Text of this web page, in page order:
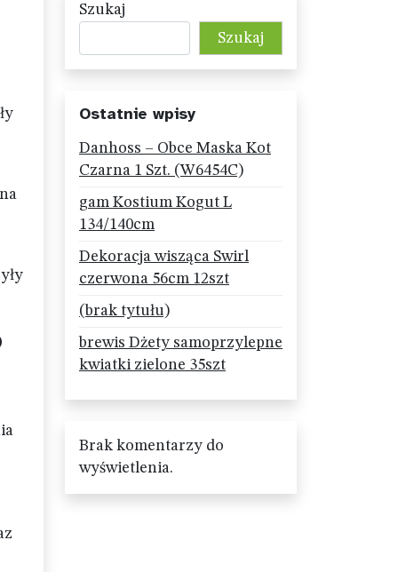
Szukaj
Szukaj
Ostatnie wpisy
Danhoss – Obce Maska Kot
Czarna 1 Szt. (W6454C)
gam Kostium Kogut L
134/140cm
Dekoracja wisząca Swirl
czerwona 56cm 12szt
(brak tytułu)
brewis Dżety samoprzylepne
kwiatki zielone 35szt
Brak komentarzy do
wyświetlenia.